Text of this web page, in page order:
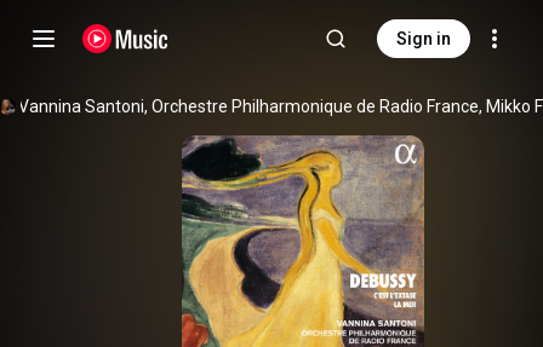
Sign in
Vannina Santoni, Orchestre Philharmonique de Radio France, Mikko